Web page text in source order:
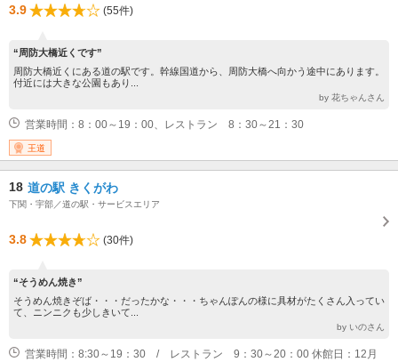
3.9 (55件)
“周防大橋近くです”
周防大橋近くにある道の駅です。幹線国道から、周防大橋へ向かう途中にあります。
付近には大きな公園もあり...
by 花ちゃんさん
営業時間：8：00～19：00、レストラン 8：30～21：30
王道
18 道の駅 きくがわ
下関・宇部／道の駅・サービスエリア
3.8 (30件)
“そうめん焼き”
そうめん焼きぞば・・・だったかな・・・ちゃんぽんの様に具材がたくさん入ってい
て、ニンニクも少しきいて...
by いのさん
営業時間：8:30～19：30 / レストラン 9：30～20：00 休館日：12月